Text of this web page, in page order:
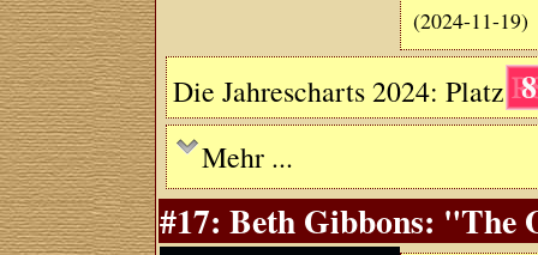
(2024-11-19)
Die Jahrescharts 2024: Platz 8
Mehr ...
#17: Beth Gibbons: "The